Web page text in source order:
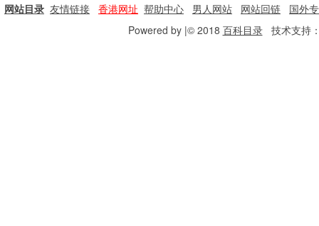
网站目录 友情链接 香港网址 帮助中心 男人网站 网站回链
国外
Powered by |© 2018 百科目录技术支持